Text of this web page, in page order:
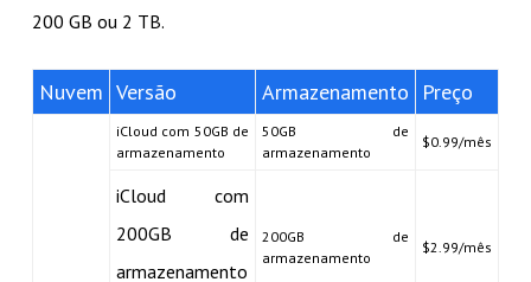
200 GB ou 2 TB.
Nuvem Versão Armazenamento Preço
iCloud com 50GB de
armazenamento
50GB de
armazenamento
$0.99/mês
iCloud com
200GB de
armazenamento
200GB de
armazenamento
$2.99/mês